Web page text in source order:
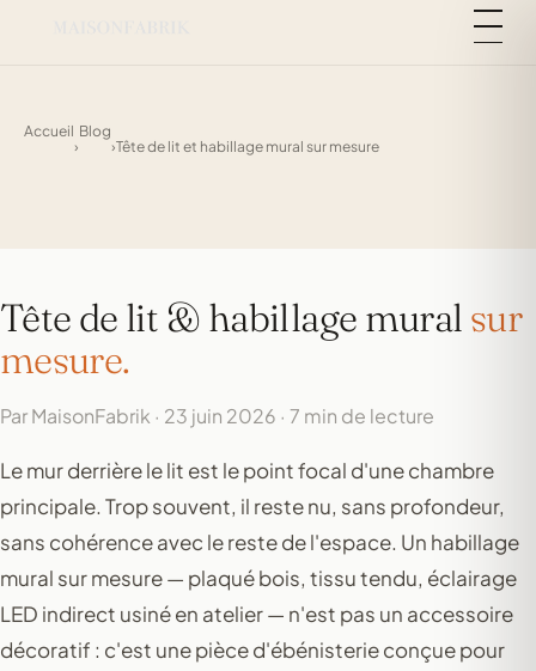
Accueil
›
Blog
›Tête de lit et habillage mural sur mesure
Tête de lit & habillage mural sur
mesure.
Par MaisonFabrik · 23 juin 2026 · 7 min de lecture
Le mur derrière le lit est le point focal d'une chambre
principale. Trop souvent, il reste nu, sans profondeur,
sans cohérence avec le reste de l'espace. Un habillage
mural sur mesure — plaqué bois, tissu tendu, éclairage
LED indirect usiné en atelier — n'est pas un accessoire
décoratif : c'est une pièce d'ébénisterie conçue pour